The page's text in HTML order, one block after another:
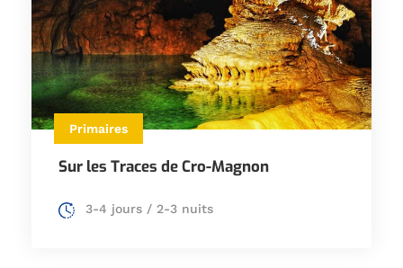
Primaires
Sur les Traces de Cro-Magnon
3-4 jours / 2-3 nuits